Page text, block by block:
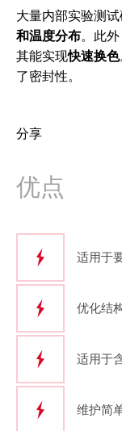
大量内部实验测
和温度分布。此
其能实现快速换色
了密封性。
分享
优点
适用于
优化结
适用于
维护简